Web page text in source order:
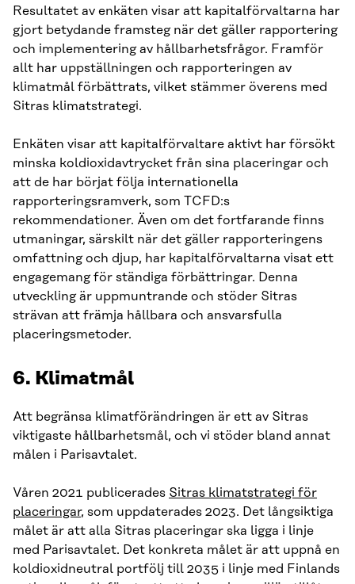
Resultatet av enkäten visar att kapitalförvaltarna har
gjort betydande framsteg när det gäller rapportering
och implementering av hållbarhetsfrågor. Framför
allt har uppställningen och rapporteringen av
klimatmål förbättrats, vilket stämmer överens med
Sitras klimatstrategi.
Enkäten visar att kapitalförvaltare aktivt har försökt
minska koldioxidavtrycket från sina placeringar och
att de har börjat följa internationella
rapporteringsramverk, som TCFD:s
rekommendationer. Även om det fortfarande finns
utmaningar, särskilt när det gäller rapporteringens
omfattning och djup, har kapitalförvaltarna visat ett
engagemang för ständiga förbättringar. Denna
utveckling är uppmuntrande och stöder Sitras
strävan att främja hållbara och ansvarsfulla
placeringsmetoder.
6. Klimatmål
Att begränsa klimatförändringen är ett av Sitras
viktigaste hållbarhetsmål, och vi stöder bland annat
målen i Parisavtalet.
Våren 2021 publicerades Sitras klimatstrategi för
placeringar, som uppdaterades 2023. Det långsiktiga
målet är att alla Sitras placeringar ska ligga i linje
med Parisavtalet. Det konkreta målet är att uppnå en
koldioxidneutral portfölj till 2035 i linje med Finlands